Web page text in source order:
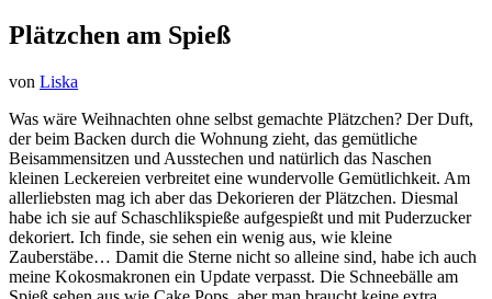
Plätzchen am Spieß
von Liska
Was wäre Weihnachten ohne selbst gemachte Plätzchen? Der Duft,
der beim Backen durch die Wohnung zieht, das gemütliche
Beisammensitzen und Ausstechen und natürlich das Naschen
kleinen Leckereien verbreitet eine wundervolle Gemütlichkeit. Am
allerliebsten mag ich aber das Dekorieren der Plätzchen. Diesmal
habe ich sie auf Schaschlikspieße aufgespießt und mit Puderzucker
dekoriert. Ich finde, sie sehen ein wenig aus, wie kleine
Zauberstäbe… Damit die Sterne nicht so alleine sind, habe ich auch
meine Kokosmakronen ein Update verpasst. Die Schneebälle am